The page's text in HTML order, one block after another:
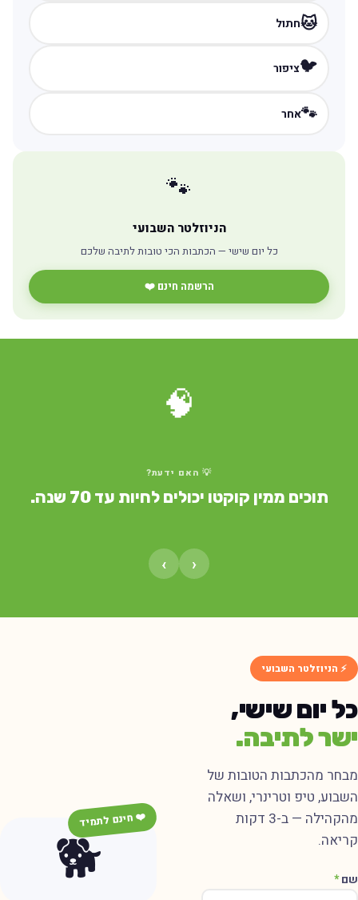
🐱חתול
🐦ציפור
🐾אחר
🐾
הניוזלטר השבועי
כל יום שישי — הכתבות הכי טובות לתיבה שלכם
הרשמה חינם ❤️
🧠
💡 האם ידעת?
תוכים ממין קוקטו יכולים לחיות עד 70 שנה.
‹
›
⚡ הניוזלטר השבועי
כל יום שישי,
ישר לתיבה.
מבחר מהכתבות הטובות של
השבוע, טיפ וטרינרי, ושאלה
מהקהילה — ב-3 דקות
קריאה.
שם*
🐕
❤️ חינם לתמיד